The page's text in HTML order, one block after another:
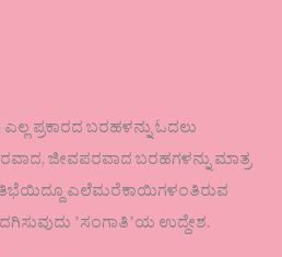
ಪ್ರಕಾರದ ಬರಹಳನ್ನು ಓದಲು
ಜೀವಪರವಾದ ಬರಹಗಳನ್ನು ಮಾತ್ರ
ಎಲೆಮರೆಕಾಯಿಗಳಂತಿರುವ
ʼಸಂಗಾತಿʼಯ ಉದ್ದೇಶ.